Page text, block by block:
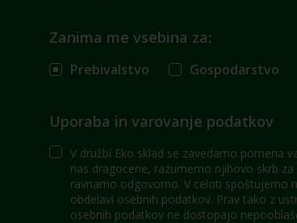
Zanima me vsebina za:
Prebivalstvo Gospodarstvo
Uporaba in varovanje podatkov
V družbi Eko sklad se zavedamo pomena
nas dragocene, razumemo njihovo skrb
ravnamo odgovorno. V celoti spoštujemo
obdelavi osebnih podatkov. Prav tako z
osebnih podatkov ne dostopajo